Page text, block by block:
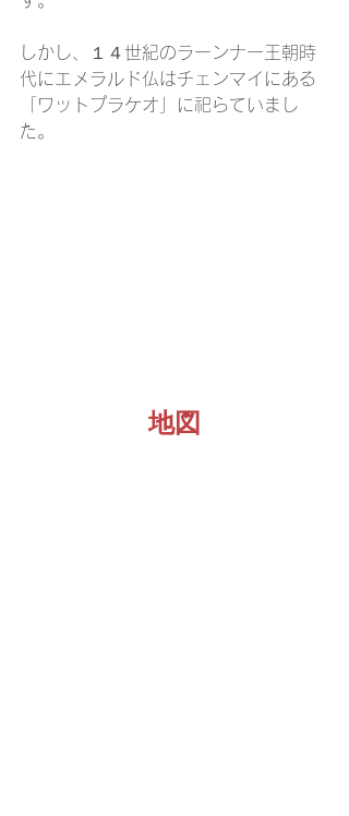
しかし、１４世紀のラーンナー王朝時
代にエメラルド仏はチェンマイにある
「ワットプラケオ」に祀らていまし
た。
地図